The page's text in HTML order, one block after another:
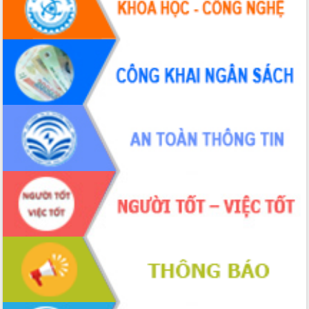
Định vị cà phê Việt Nam như một “di
sản sống” trong dòng chảy toàn cầu
Xây dựng nông thôn mới: Nâng cao đời
sống người dân từ những mô hình thiết
thực
Quyết liệt tháo gỡ vướng mắc, đẩy
nhanh tiến độ các dự án trọng điểm
trong Khu kinh tế Nam Phú Yên
Hòn Yến phát triển du lịch gắn với bảo
tồn biển
Lấy ý kiến điều chỉnh Quy hoạch tỉnh
Đắk Lắk thời kỳ 2021-2030, tầm nhìn
đến năm 2050
Phát động chiến dịch 30 ngày đêm
giải phóng mặt bằng Tuyến đường bộ
ven biển
Đắk Lắk nỗ lực thúc đẩy tăng trưởng
kinh tế từ 10% trở lên trong Quý
II/2026
Đắk Lắk ký kết thỏa thuận hợp tác về